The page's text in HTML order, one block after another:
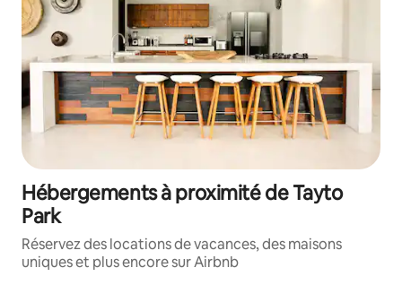
Hébergements à proximité de Tayto
Park
Réservez des locations de vacances, des maisons
uniques et plus encore sur Airbnb